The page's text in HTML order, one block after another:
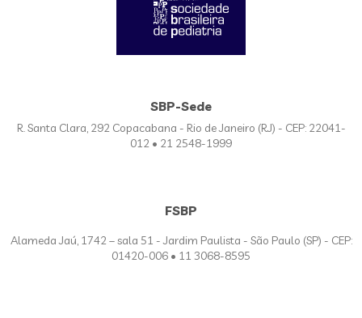
SBP-Sede
R. Santa Clara, 292 Copacabana - Rio de Janeiro (RJ) - CEP: 22041-
012 • 21 2548-1999
FSBP
Alameda Jaú, 1742 – sala 51 - Jardim Paulista - São Paulo (SP) - CEP:
01420-006 • 11 3068-8595